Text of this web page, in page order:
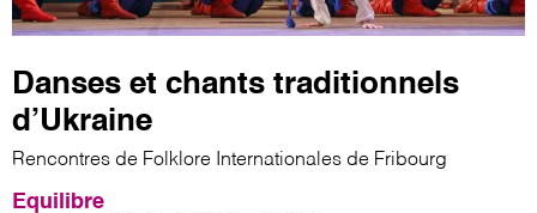
Danses et chants traditionnels
d’Ukraine
Rencontres de Folklore Internationales de Fribourg
Equilibre